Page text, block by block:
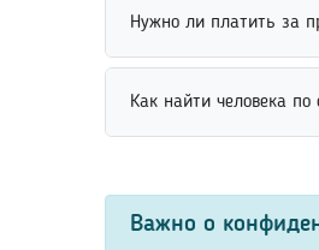
Сервис подходит для
Нужно ли платить за
Просмотр
Как найти человека
нужного человека и
Важно о